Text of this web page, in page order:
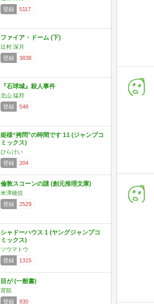
登録
5117
ファイア・ドーム (下)
辻村 深月
登録
3838
『石球城』殺人事件
北山 猛邦
登録
548
姫様“拷問”の時間です 11 (ジャンプコ
ミックス)
ひらけい
登録
204
倫敦スコーンの謎 (創元推理文庫)
米澤穂信
登録
2529
シャドーハウス 1 (ヤングジャンプコ
ミックス)
ソウマトウ
登録
1315
目が (一般書)
背筋
登録
930